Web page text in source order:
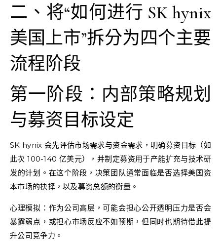
二、将“如何进行 SK hynix
美国上市”拆分为四个主要
流程阶段
第一阶段：内部策略规划
与募资目标设定
SK hynix 会先评估市场需求与资金需求，明确募资目标（如
此次 100-140 亿美元），并制定募资用于产能扩充与技术研
发的计划。在这个阶段，决策团队通常面临是否选择美国资
本市场的抉择，以及募资总额的衡量。
心理模拟：作为公司高层，可能会担心公开透明压力是否会
暴露弱点，或担心市场反应不如预期，但同时也期待借此提
升公司竞争力。